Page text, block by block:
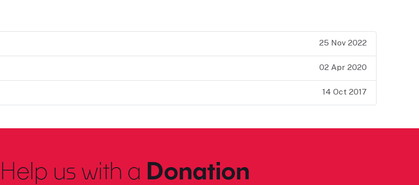
25 Nov 2022
02 Apr 2020
14 Oct 2017
Help us with a Donation